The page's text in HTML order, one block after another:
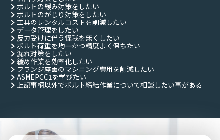
ボルトの緩み対策をしたい
ボルトのがじり対策をしたい
工具のレンタルコストを削減したい
データ管理をしたい
反力受けに伴う怪我を無くしたい
ボルト荷重を均一かつ精度よく保ちたい
漏れ対策をしたい
緩め作業を効率化したい
フランジ座面のマシニング費用を削減したい
ASMEPCC1を学びたい
上記事柄以外でボルト締結作業について相談したい事がある